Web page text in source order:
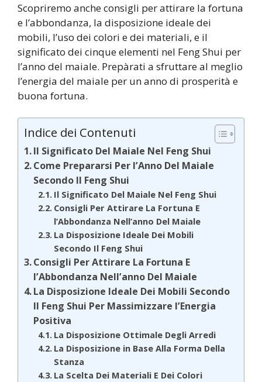
Scopriremo anche consigli per attirare la fortuna
e l’abbondanza, la disposizione ideale dei
mobili, l’uso dei colori e dei materiali, e il
significato dei cinque elementi nel Feng Shui per
l’anno del maiale. Prepàrati a sfruttare al meglio
l’energia del maiale per un anno di prosperità e
buona fortuna.
Indice dei Contenuti
Il Significato Del Maiale Nel Feng Shui
Come Prepararsi Per l’Anno Del Maiale
Secondo Il Feng Shui
Il Significato Del Maiale Nel Feng Shui
Consigli Per Attirare La Fortuna E
l’Abbondanza Nell’anno Del Maiale
La Disposizione Ideale Dei Mobili
Secondo Il Feng Shui
Consigli Per Attirare La Fortuna E
l’Abbondanza Nell’anno Del Maiale
La Disposizione Ideale Dei Mobili Secondo
Il Feng Shui Per Massimizzare l’Energia
Positiva
La Disposizione Ottimale Degli Arredi
La Disposizione in Base Alla Forma Della
Stanza
La Scelta Dei Materiali E Dei Colori